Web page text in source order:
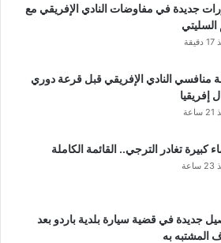
جديدة في مفاوضات النادي الإفريقي مع
السليتي
منافسي النادي الإفريقي قبل قرعة دوري
إفريقيا
كبيرة تغادر الترجي.. القائمة الكاملة
جديدة في قضية سيارة بلدية باردو بعد
المشتبه به